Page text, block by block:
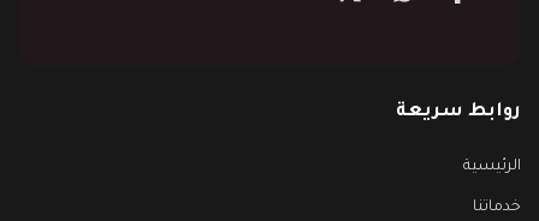
روابط سريعة
الرئيسية
خدماتنا